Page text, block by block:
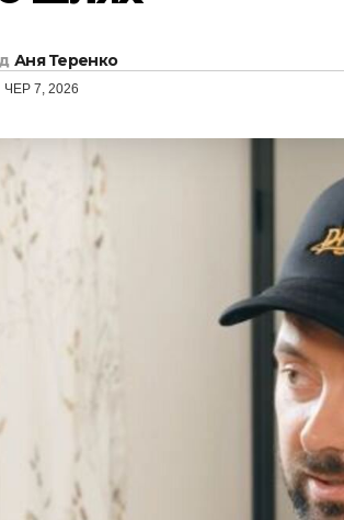
Аня Теренко
ЧЕР 7, 2026